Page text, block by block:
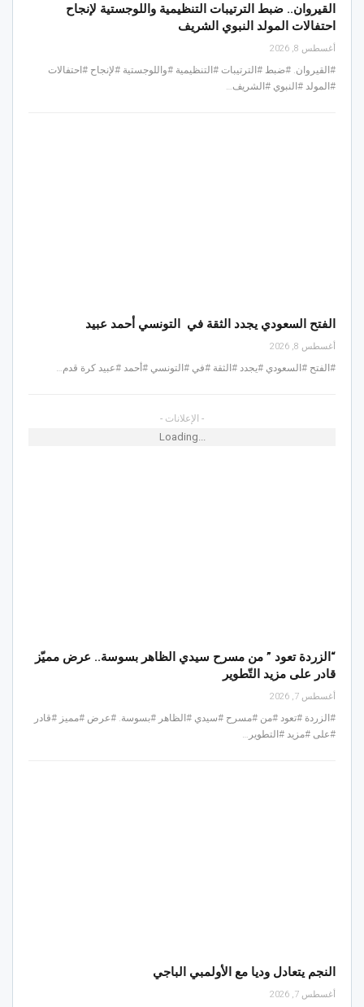
القيروان.. ضبط الترتيبات التنظيمية واللوجستية لإنجاح
احتفالات المولد النبوي الشريف
أغسطس 8, 2026
#القيروان. #ضبط #الترتيبات #التنظيمية #واللوجستية #لإنجاح #احتفالات
#المولد #النبوي #الشريف…
الفتح السعودي يجدد الثقة في التونسي أحمد عبيد
أغسطس 8, 2026
#الفتح #السعودي #يجدد #الثقة #في #التونسي #أحمد #عبيد كرة قدم…
- الإعلانات -
Loading...
“الزردة تعود ” من مسرح سيدي الظاهر بسوسة.. عرض مميّز
قادر على مزيد التّطوير
أغسطس 7, 2026
#الزردة #تعود #من #مسرح #سيدي #الظاهر #بسوسة. #عرض #مميز #قادر
#على #مزيد #التطوير…
النجم يتعادل وديا مع الأولمبي الباجي
أغسطس 7, 2026